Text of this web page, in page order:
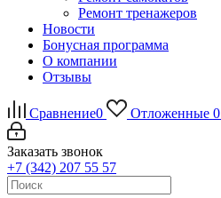
Ремонт тренажеров
Новости
Бонусная программа
О компании
Отзывы
Сравнение0 Отложенные 0
Заказать звонок
+7 (342) 207 55 57